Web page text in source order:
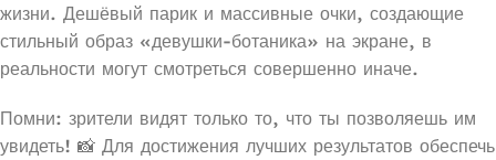
жизни. Дешёвый парик и массивные очки, создающие
стильный образ «девушки-ботаника» на экране, в
реальности могут смотреться совершенно иначе.
Помни: зрители видят только то, что ты позволяешь им
увидеть! 📸 Для достижения лучших результатов обеспечь